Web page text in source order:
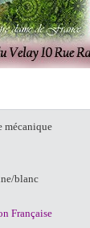
mécanique
blanc
Française